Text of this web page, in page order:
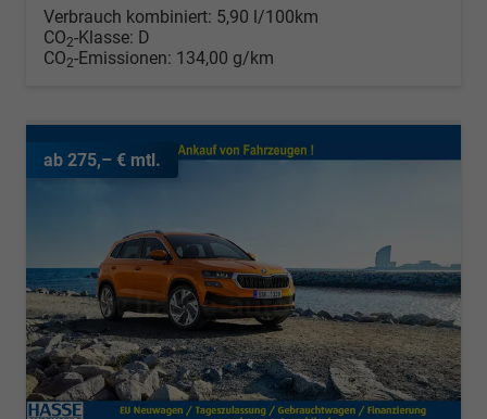
Verbrauch kombiniert: 5,90 l/100km
CO2-Klasse: D
CO2-Emissionen: 134,00 g/km
ab 275,– € mtl.